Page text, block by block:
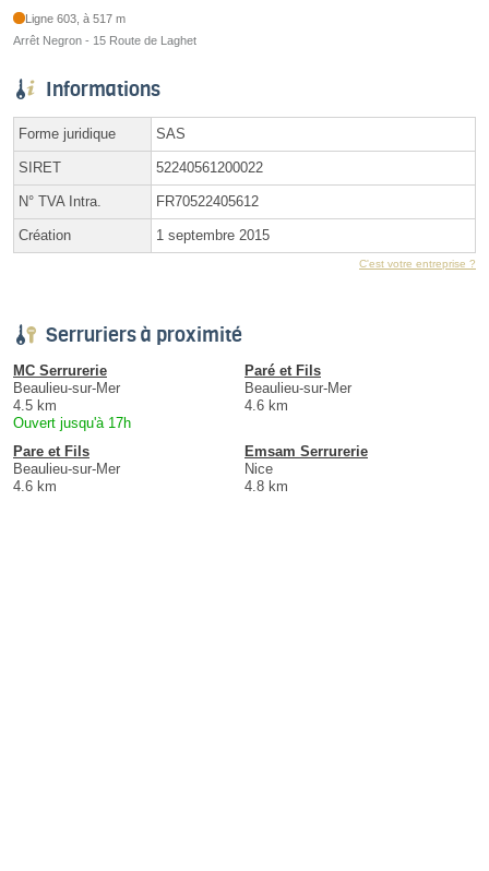
Ligne 603, à 517 m
Arrêt Negron - 15 Route de Laghet
Informations
Forme juridique SAS
SIRET 52240561200022
N° TVA Intra. FR70522405612
Création 1 septembre 2015
C'est votre entreprise ?
Serruriers à proximité
MC Serrurerie
Beaulieu-sur-Mer
4.5 km
Ouvert jusqu'à 17h
Paré et Fils
Beaulieu-sur-Mer
4.6 km
Pare et Fils
Beaulieu-sur-Mer
4.6 km
Emsam Serrurerie
Nice
4.8 km